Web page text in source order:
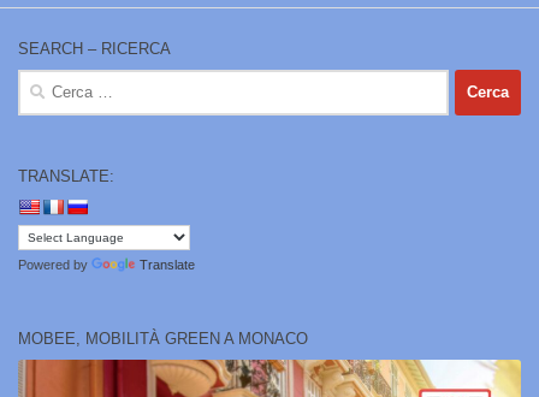
SEARCH – RICERCA
Ricerca
TRANSLATE:
Powered by Translate
MOBEE, MOBILITÀ GREEN A MONACO